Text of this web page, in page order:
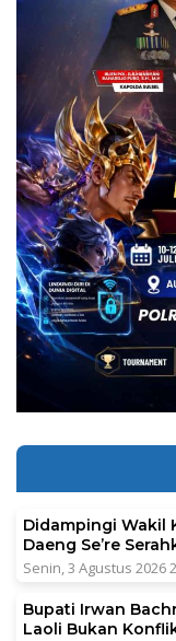
Didampingi Wakil
Daeng Se’re
Senin, 3 Agustus 2026
Bupati Irwan
Laoli Bukan